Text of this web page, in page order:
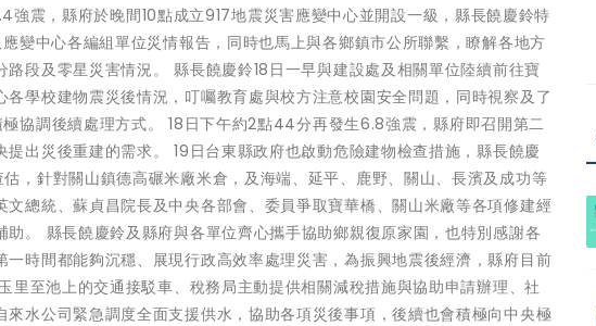
震，縣府於晚間10點成立917地震災害應變中心並開設一級，縣長饒慶鈴特
變中心各編組單位災情報告，同時也馬上與各鄉鎮市公所聯繫，瞭解各地方
段及零星災害情況。 縣長饒慶鈴18日一早與建設處及相關單位陸續前往寶
學校建物震災後情況，叮囑教育處與校方注意校園安全問題，同時視察及了
協調後續處理方式。 18日下午約2點44分再發生6.8強震，縣府即召開第二
出災後重建的需求。 19日台東縣政府也啟動危險建物檢查措施，縣長饒慶
，針對關山鎮德高碾米廠米倉，及海端、延平、鹿野、關山、長濱及成功等
總統、蘇貞昌院長及中央各部會、委員爭取寶華橋、關山米廠等各項修建經
。 縣長饒慶鈴及縣府與各單位齊心攜手協助鄉親復原家園，也特別感謝各
時間都能夠沉穩、展現行政高效率處理災害，為振興地震後經濟，縣府目前
里至池上的交通接駁車、稅務局主動提供相關減稅措施與協助申請辦理、社
水公司緊急調度全面支援供水，協助各項災後事項，後續也會積極向中央極